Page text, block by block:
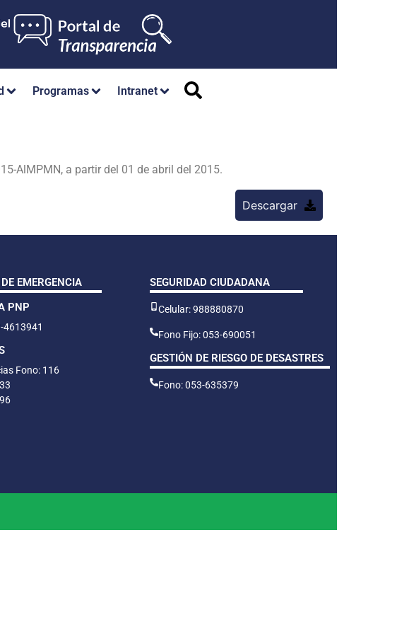
Programas Intranet
AlMPMN, a partir del 01 de abril del 2015.
Descargar
EMERGENCIA
PNP
4613941
Fono: 116
SEGURIDAD CIUDADANA
Celular: 988880870
Fono Fijo: 053-690051
GESTIÓN DE RIESGO DE DESASTRES
Fono: 053-635379